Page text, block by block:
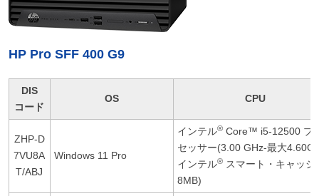
HP Pro SFF 400 G9
DIS
コード
OS CPU
ZHP-D
7VU8A
T/ABJ
Windows 11 Pro
インテル®Core™ i5-12500 プ
セッサー(3.00 GHz-最大
インテル®スマート・キャッシ
8MB)